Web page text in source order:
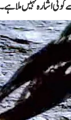
اشارہ نہیں ملا